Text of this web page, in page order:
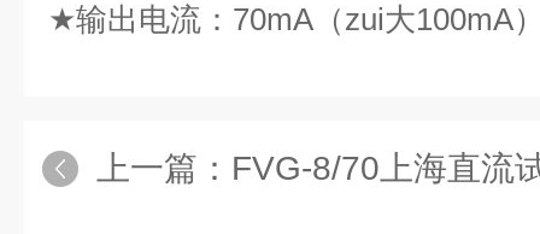
★输出电流：70mA（zui大100mA
上一篇： FVG-8/70上海直流